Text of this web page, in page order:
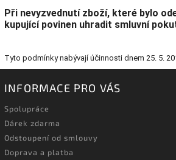
Při nevyzvednutí zboží, které bylo
kupující povinen uhradit smluvní
Tyto podmínky nabývají účinnosti dnem 25. 5.
INFORMACE PRO VÁS
Spolupráce
Dárek zdarma
Odstoupení od smlouvy
Doprava a platba